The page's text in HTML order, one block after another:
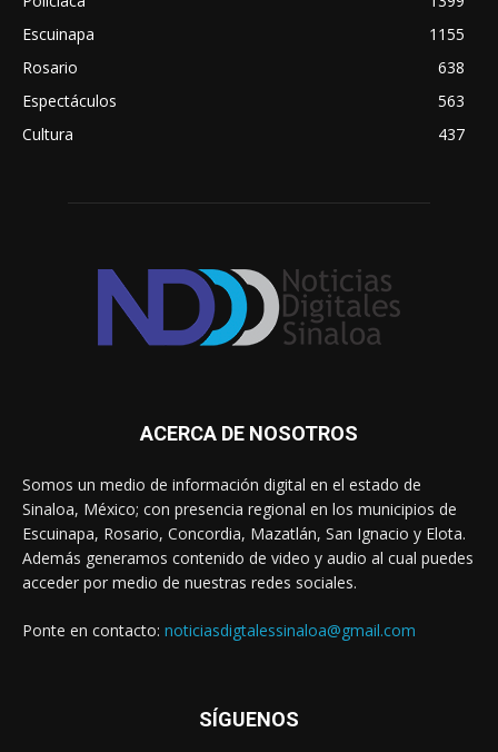
Escuinapa
1155
Rosario
638
Espectáculos
563
Cultura
437
ACERCA DE NOSOTROS
Somos un medio de información digital en el estado de
Sinaloa, México; con presencia regional en los municipios de
Escuinapa, Rosario, Concordia, Mazatlán, San Ignacio y Elota.
Además generamos contenido de video y audio al cual puedes
acceder por medio de nuestras redes sociales.
Ponte en contacto: noticiasdigtalessinaloa@gmail.com
SÍGUENOS